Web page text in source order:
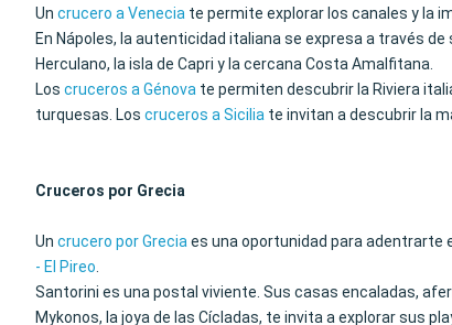
Un crucero a Venecia te permite explorar los canales y la
En Nápoles, la autenticidad italiana se expresa a través
Herculano, la isla de Capri y la cercana Costa Amalfitana.
Los cruceros a Génova te permiten descubrir la Riviera
turquesas. Los cruceros a Sicilia te invitan a descubrir la
Cruceros por Grecia
Un crucero por Grecia es una oportunidad para adentrarte
- El Pireo
Santorini es una postal viviente. Sus casas encaladas,
Mykonos, la joya de las Cícladas, te invita a explorar sus